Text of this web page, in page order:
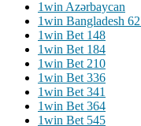
1win Azərbaycan
1win Bangladesh
1win Bet 148
1win Bet 184
1win Bet 210
1win Bet 336
1win Bet 341
1win Bet 364
1win Bet 545